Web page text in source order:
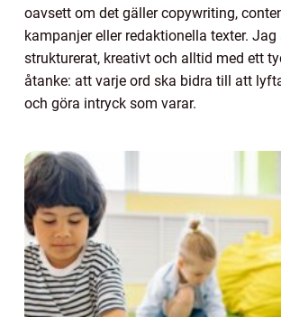
oavsett om det gäller copywriting,
kampanjer eller redaktionella texter. Jag
strukturerat, kreativt och alltid med ett
åtanke: att varje ord ska bidra till att
och göra intryck som varar.